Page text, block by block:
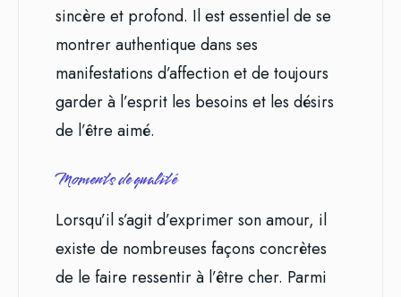
sincère et profond. Il est essentiel de se
montrer authentique dans ses
manifestations d’affection et de toujours
garder à l’esprit les besoins et les désirs
de l’être aimé.
Moments de qualité
Lorsqu’il s’agit d’exprimer son amour, il
existe de nombreuses façons concrètes
de le faire ressentir à l’être cher. Parmi